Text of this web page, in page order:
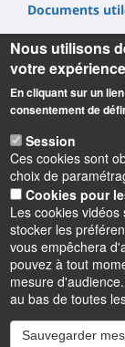
Documents
INSPÉ Centre
72 Rue du
45000 Orléans
02 38 49 26 00
Nous utilisons
votre
En cliquant sur un
consentement de
Session
Ces cookies sont
choix de
Cookies pour
Les cookies
stocker les
vous empêchera
pouvez à tout
mesure
au bas de toutes
Sauvegarder